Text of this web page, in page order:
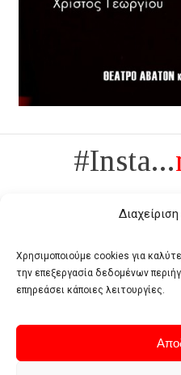
Χρησιμοποιούμε cookies για
την επεξεργασία δεδομένων
επηρεάσει κάποιες λειτουργίες.
#Insta...
Πολυτέλεια δεν είναι το αντίθετο